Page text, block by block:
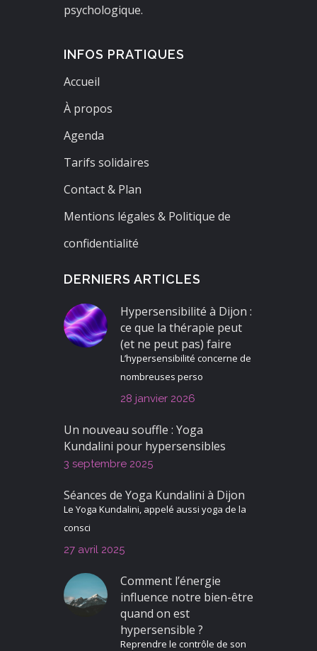
psychologique.
INFOS PRATIQUES
Accueil
À propos
Agenda
Tarifs solidaires
Contact & Plan
Mentions légales & Politique de
confidentialité
DERNIERS ARTICLES
Hypersensibilité à Dijon :
ce que la thérapie peut
(et ne peut pas) faire
L’hypersensibilité concerne de
nombreuses perso
28 janvier 2026
Un nouveau souffle : Yoga
Kundalini pour hypersensibles
3 septembre 2025
Séances de Yoga Kundalini à Dijon
Le Yoga Kundalini, appelé aussi yoga de la
consci
27 avril 2025
Comment l’énergie
influence notre bien-être
quand on est
hypersensible ?
Reprendre le contrôle de son